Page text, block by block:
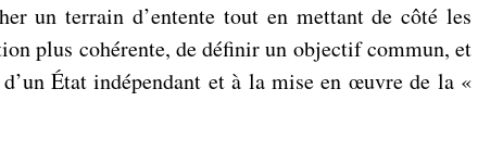
un terrain d’entente tout en mettant de côté les
plus cohérente, de définir un objectif commun, et
État indépendant et à la mise en œuvre de la «